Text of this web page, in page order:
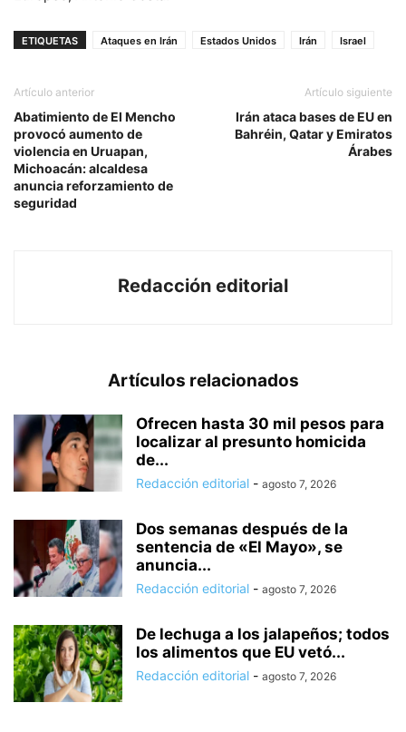
ETIQUETAS Ataques en Irán Estados Unidos Irán Israel
Artículo anterior
Abatimiento de El Mencho
provocó aumento de
violencia en Uruapan,
Michoacán: alcaldesa
anuncia reforzamiento de
seguridad
Artículo siguiente
Irán ataca bases de EU en
Bahréin, Qatar y Emiratos
Árabes
Redacción editorial
Artículos relacionados
Ofrecen hasta 30 mil pesos para
localizar al presunto homicida
de...
Redacción editorial - agosto 7, 2026
Dos semanas después de la
sentencia de «El Mayo», se
anuncia...
Redacción editorial - agosto 7, 2026
De lechuga a los jalapeños; todos
los alimentos que EU vetó...
Redacción editorial - agosto 7, 2026